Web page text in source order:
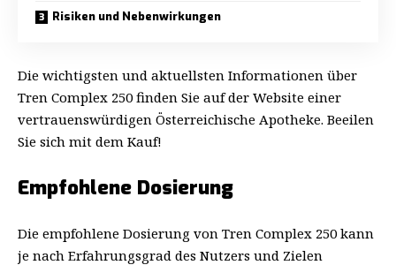
Risiken und Nebenwirkungen
Die wichtigsten und aktuellsten Informationen über
Tren Complex 250 finden Sie auf der Website einer
vertrauenswürdigen Österreichische Apotheke. Beeilen
Sie sich mit dem Kauf!
Empfohlene Dosierung
Die empfohlene Dosierung von Tren Complex 250 kann
je nach Erfahrungsgrad des Nutzers und Zielen